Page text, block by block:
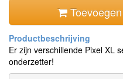
Er zijn verschillende Pixel XL
onderzetter!